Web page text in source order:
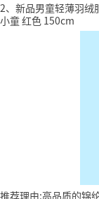
2、新品男童轻薄羽绒
小童 红色 150cm
推荐理由:高品质的锦